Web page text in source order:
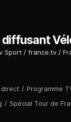
direct / Programme
/ Spécial Tour de
diffusant
Sport france.tv